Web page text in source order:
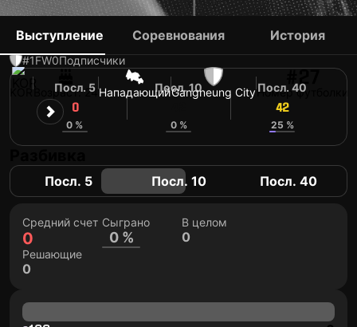
KWON TAE-YOUNG
#1FW0Подписчики
Возраст: 24 НападающийGangneung CityНомер футболки
Выступление Соревнования История
Посл. 5
0
0 %
Посл. 10
0 %
Посл. 40
42
25 %
Посл. 5 Посл. 10 Посл. 40
Средний счет
0
Сыграно
0 %
В целом
0
Решающие
0